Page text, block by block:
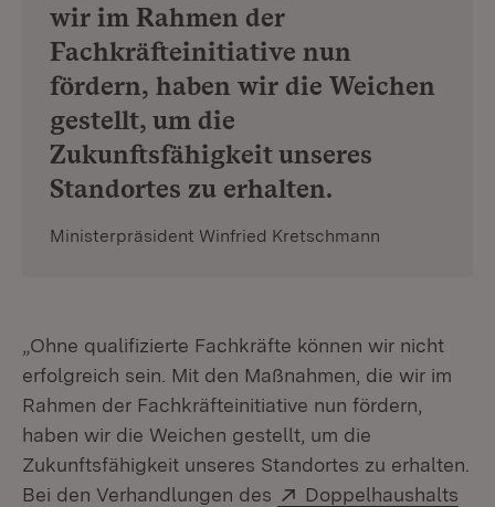
wir im Rahmen der
Fachkräfteinitiative nun
fördern, haben wir die Weichen
gestellt, um die
Zukunftsfähigkeit unseres
Standortes zu erhalten.
Ministerpräsident Winfried Kretschmann
„Ohne qualifizierte Fachkräfte können wir nicht
erfolgreich sein. Mit den Maßnahmen, die wir im
Rahmen der Fachkräfteinitiative nun fördern,
haben wir die Weichen gestellt, um die
Zukunftsfähigkeit unseres Standortes zu erhalten.
Bei den Verhandlungen des
Extern:
Doppelhaushalts